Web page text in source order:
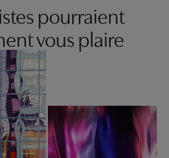
pourraient
vous plaire